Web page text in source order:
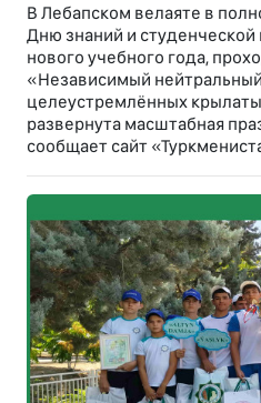
В Лебапском велаяте в
Дню знаний и
нового учебного года,
«Независимый
целеустремлённых
развернута масштабная
сообщает сайт